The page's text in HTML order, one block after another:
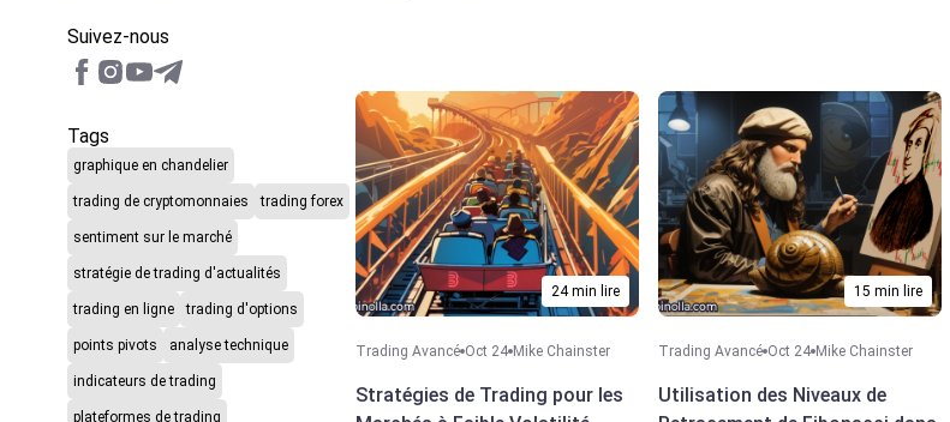
Suivez-nous
Tags
graphique en chandelier
trading de cryptomonnaies trading forex
sentiment sur le marché
stratégie de trading d'actualités
trading en ligne trading d'options
points pivots analyse technique
indicateurs de trading
plateformes de trading
24 min lire
Trading Avancé Oct 24 Mike Chainster
Stratégies de Trading pour les
15 min lire
Trading Avancé Oct 24 Mike Chainster
Utilisation des Niveaux de